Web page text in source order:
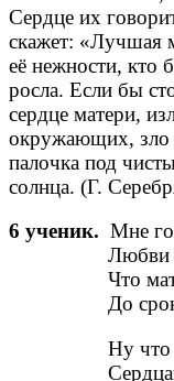
Сердце их
скажет: «Лучшая
её нежности, кто
росла. Если бы
сердце матери,
окружающих, зло
палочка под
солнца. (Г.
6 ученик. Мне
Любви я
Что
До срока
Ну что
Сердцам,